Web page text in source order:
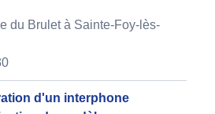
du Brulet à Sainte-Foy-lès-
d'un interphone